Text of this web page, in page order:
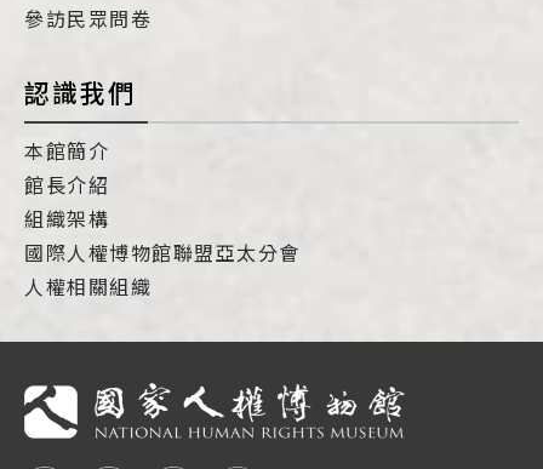
參訪民眾問卷
認識我們
本館簡介
館長介紹
組織架構
國際人權博物館聯盟亞太分會
人權相關組織